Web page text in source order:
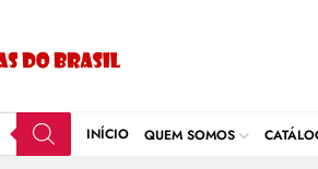
INÍCIO QUEM SOMOS